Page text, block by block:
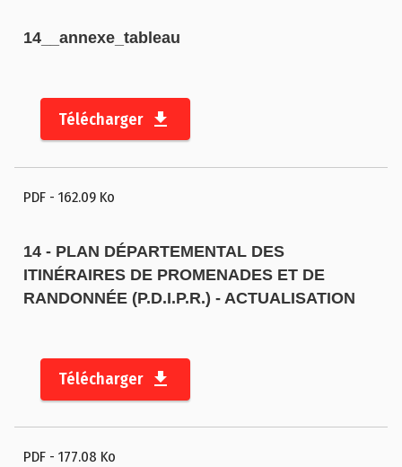
14__annexe_tableau
Télécharger
PDF - 162.09 Ko
14 - PLAN DÉPARTEMENTAL DES
ITINÉRAIRES DE PROMENADES ET DE
RANDONNÉE (P.D.I.P.R.) - ACTUALISATION
Télécharger
PDF - 177.08 Ko